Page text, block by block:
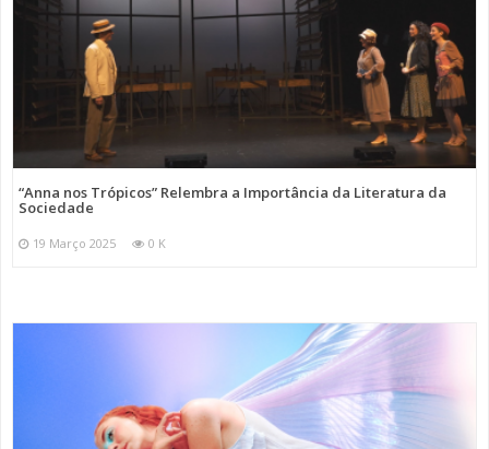
“Anna nos Trópicos” Relembra a Importância da Literatura da
Sociedade
19 Março 2025 0 K